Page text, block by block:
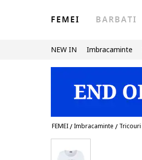
FEMEI BARBATI
NEW IN Imbracaminte
FEMEI/Imbracaminte / Tricouri